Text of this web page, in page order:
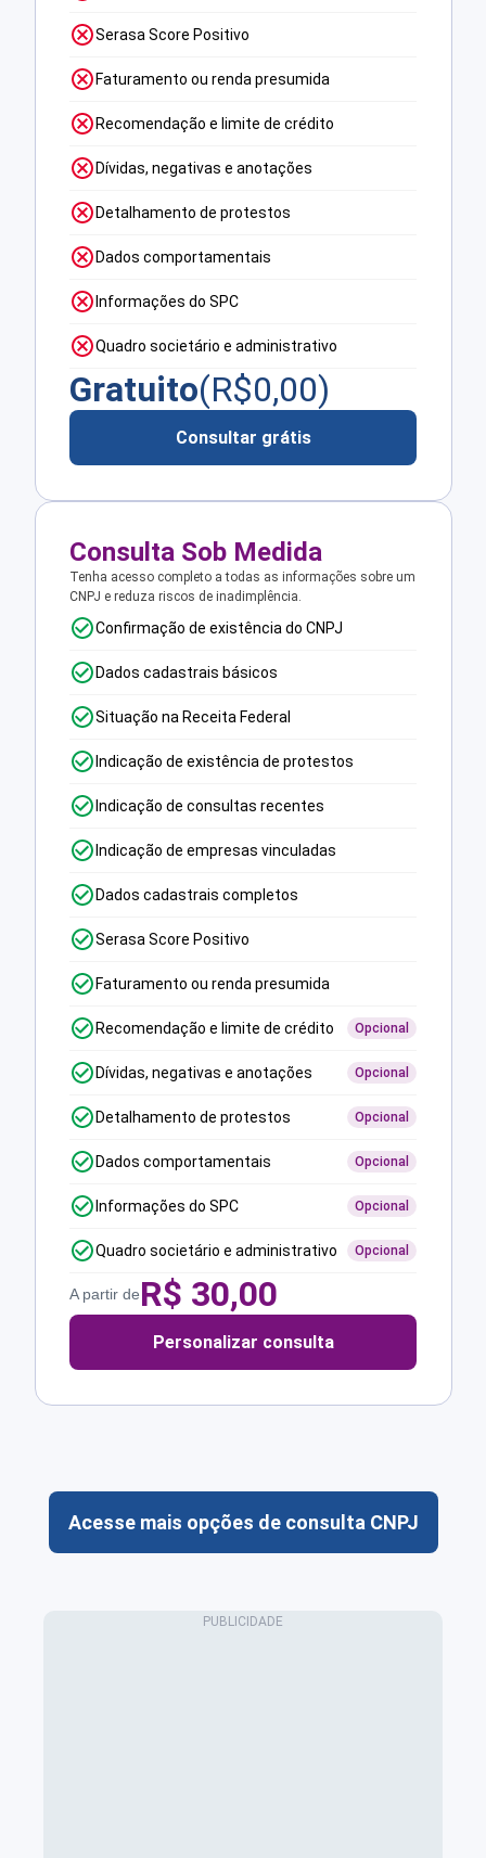
Serasa Score Positivo
Faturamento ou renda presumida
Recomendação e limite de crédito
Dívidas, negativas e anotações
Detalhamento de protestos
Dados comportamentais
Informações do SPC
Quadro societário e administrativo
Gratuito(R$0,00)
Consultar grátis
Consulta Sob Medida
Tenha acesso completo a todas as informações sobre um
CNPJ e reduza riscos de inadimplência.
Confirmação de existência do CNPJ
Dados cadastrais básicos
Situação na Receita Federal
Indicação de existência de protestos
Indicação de consultas recentes
Indicação de empresas vinculadas
Dados cadastrais completos
Serasa Score Positivo
Faturamento ou renda presumida
Recomendação e limite de crédito Opcional
Dívidas, negativas e anotações Opcional
Detalhamento de protestos Opcional
Dados comportamentais Opcional
Informações do SPC Opcional
Quadro societário e administrativo Opcional
A partir deR$ 30,00
Personalizar consulta
Acesse mais opções de consulta CNPJ